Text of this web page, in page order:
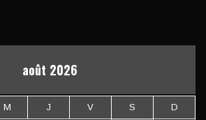
août 2026
M J V S D